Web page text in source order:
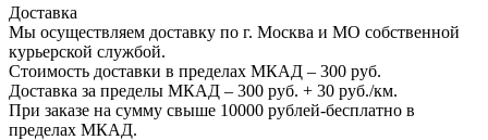
Доставка
Мы осуществляем доставку по г. Москва и МО собственной
курьерской службой.
Стоимость доставки в пределах МКАД – 300 руб.
Доставка за пределы МКАД – 300 руб. + 30 руб./км.
При заказе на сумму свыше 10000 рублей-бесплатно в
пределах МКАД.